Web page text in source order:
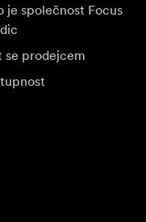
je společnost Focus
se prodejcem